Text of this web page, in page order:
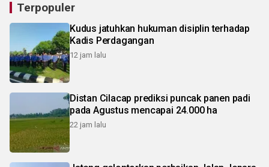
Terpopuler
Kudus jatuhkan hukuman disiplin terhadap
Kadis Perdagangan
12 jam lalu
Distan Cilacap prediksi puncak panen padi
pada Agustus mencapai 24.000 ha
22 jam lalu